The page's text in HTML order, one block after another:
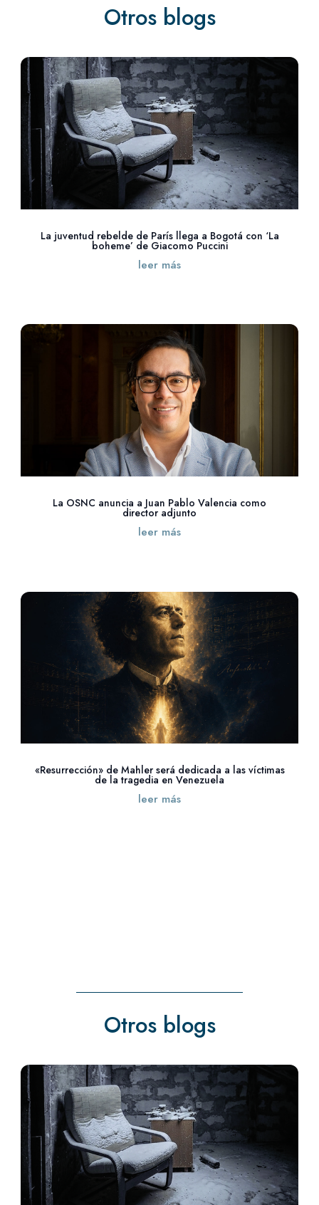
Otros blogs
La juventud rebelde de París llega a Bogotá con ‘La
boheme’ de Giacomo Puccini
leer más
La OSNC anuncia a Juan Pablo Valencia como
director adjunto
leer más
«Resurrección» de Mahler será dedicada a las víctimas
de la tragedia en Venezuela
leer más
Otros blogs